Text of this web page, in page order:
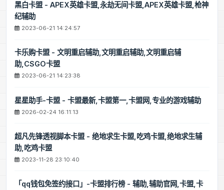
黑白卡盟 - APEX英雄卡盟,永劫无间卡盟,APEX英雄卡盟,枪神
纪辅助
2023-06-21 14:24:57
卡乐购卡盟 - 文明重启辅助,文明重启辅助,文明重启辅
助,CSGO卡盟
2023-06-21 14:23:38
星星助手-卡盟 - 卡盟最新,卡盟第一,卡盟网,专业的游戏辅助
2026-02-24 16:11:13
超凡先锋透视脚本卡盟 - 绝地求生卡盟,吃鸡卡盟,绝地求生辅
助,吃鸡卡盟
2023-11-28 23:10:40
「qq钱包免签约接口」-卡盟排行榜 - 辅助,辅助官网,卡盟,卡